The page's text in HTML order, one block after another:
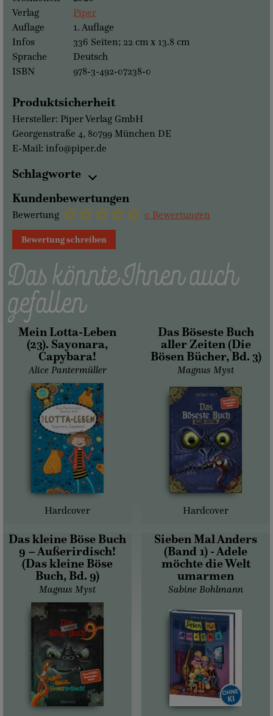
Verlag
Piper
Auflage
1. Auflage
Infos
336 Seiten; 22 cm x 13.8 cm
Sprache
Deutsch
ISBN
978-3-492-07238-0
Produktsicherheit
Hersteller: Piper Verlag GmbH
Georgenstraße 4, 80799 München DE
E-Mail: info@piper.de
Schlagworte
Kundenbewertungen
Bewertung 0 Bewertungen
Bewertung schreiben
Das könnte Ihnen auch
gefallen
Mein Lotta-Leben
(23). Sayonara,
Capybara!
Alice Pantermüller
Hardcover
Das Böseste Buch
aller Zeiten (Die
Bösen Bücher, Bd. 3)
Magnus Myst
Hardcover
Das kleine Böse Buch
9 – Außerirdisch!
(Das kleine Böse
Buch, Bd. 9)
Magnus Myst
Sieben Mal Anders
(Band 1) - Adele
möchte die Welt
umarmen
Sabine Bohlmann